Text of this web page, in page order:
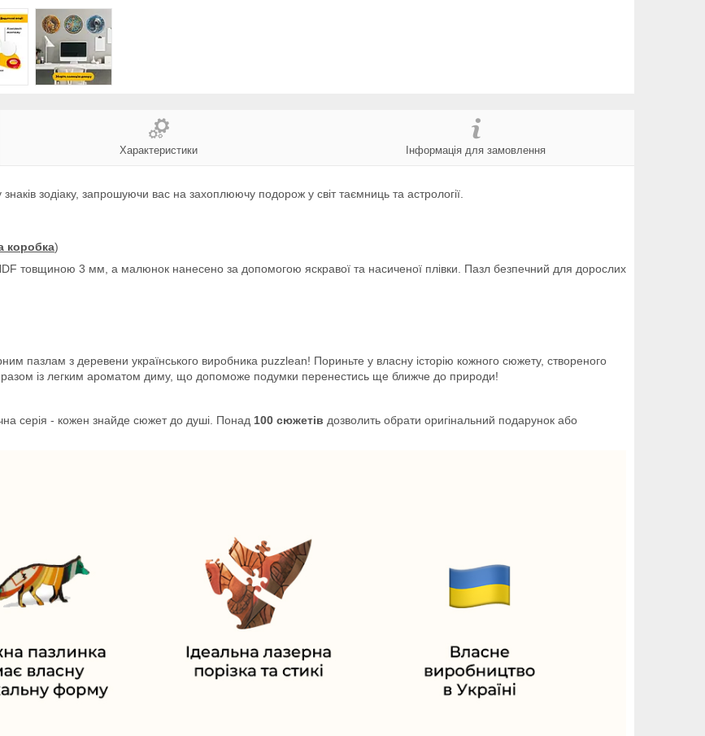
Характеристики Інформація для замовлення
зодіаку, запрошуючи вас на захоплюючу подорож у світ таємниць та астрології.
коробка)
товщиною 3 мм, а малюнок нанесено за допомогою яскравої та насиченої плівки. Пазл безпечний для дорослих
пазлам з деревени українського виробника puzzlean! Пориньте у власну історію кожного сюжету, створеного
разом із легким ароматом диму, що допоможе подумки перенестись ще ближче до природи!
серія - кожен знайде сюжет до душі. Понад 100 сюжетів дозволить обрати оригінальний подарунок або